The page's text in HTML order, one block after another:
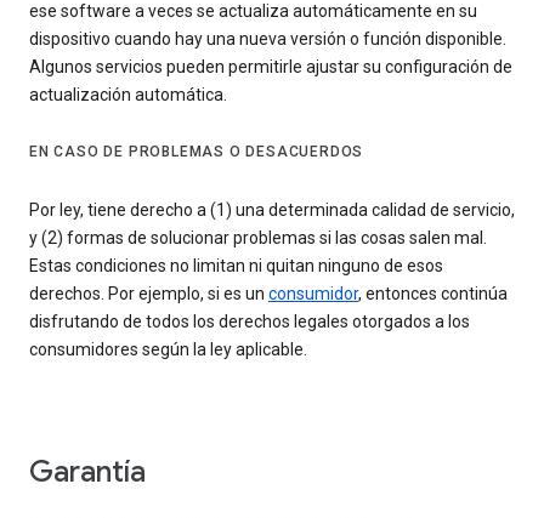
ese software a veces se actualiza automáticamente en su
dispositivo cuando hay una nueva versión o función disponible.
Algunos servicios pueden permitirle ajustar su configuración de
actualización automática.
EN CASO DE PROBLEMAS O DESACUERDOS
Por ley, tiene derecho a (1) una determinada calidad de servicio,
y (2) formas de solucionar problemas si las cosas salen mal.
Estas condiciones no limitan ni quitan ninguno de esos
derechos. Por ejemplo, si es un consumidor, entonces continúa
disfrutando de todos los derechos legales otorgados a los
consumidores según la ley aplicable.
Garantía